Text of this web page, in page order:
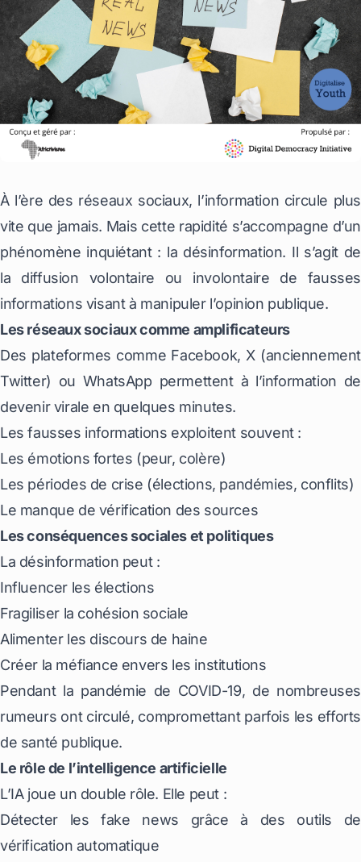
À l’ère des réseaux sociaux, l’information circule plus
vite que jamais. Mais cette rapidité s’accompagne d’un
phénomène inquiétant : la désinformation. Il s’agit de
la diffusion volontaire ou involontaire de fausses
informations visant à manipuler l’opinion publique.
Les réseaux sociaux comme amplificateurs
Des plateformes comme Facebook, X (anciennement
Twitter) ou WhatsApp permettent à l’information de
devenir virale en quelques minutes.
Les fausses informations exploitent souvent :
Les émotions fortes (peur, colère)
Les périodes de crise (élections, pandémies, conflits)
Le manque de vérification des sources
Les conséquences sociales et politiques
La désinformation peut :
Influencer les élections
Fragiliser la cohésion sociale
Alimenter les discours de haine
Créer la méfiance envers les institutions
Pendant la pandémie de COVID-19, de nombreuses
rumeurs ont circulé, compromettant parfois les efforts
de santé publique.
Le rôle de l’intelligence artificielle
L’IA joue un double rôle. Elle peut :
Détecter les fake news grâce à des outils de
vérification automatique